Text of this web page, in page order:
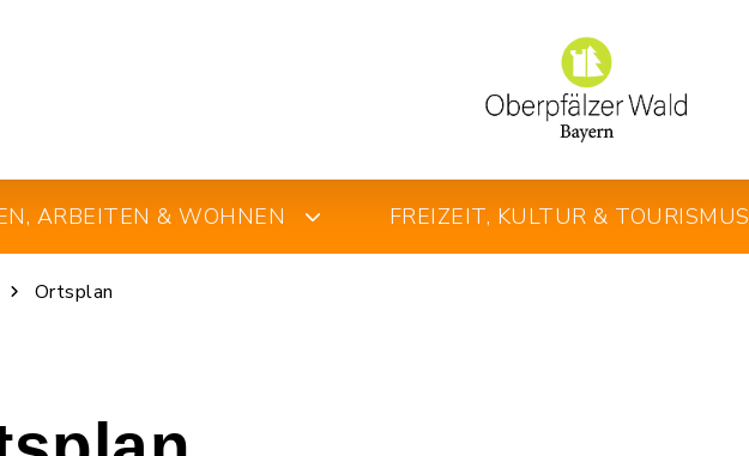
ARBEITEN & WOHNEN FREIZEIT, KULTUR & TOURISMUS
Ortsplan